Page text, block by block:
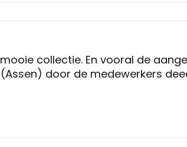
collectie. En vooral de
door de medewerkers